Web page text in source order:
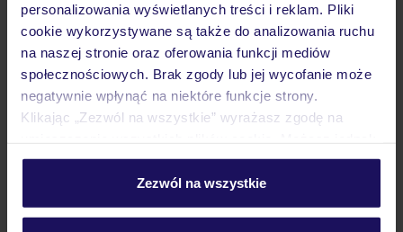
personalizowania wyświetlanych treści i reklam. Pliki
cookie wykorzystywane są także do analizowania ruchu
na naszej stronie oraz oferowania funkcji mediów
społecznościowych. Brak zgody lub jej wycofanie może
negatywnie wpłynąć na niektóre funkcje strony.
Klikając „Zezwól na wszystkie” wyrażasz zgodę na
personalizować swój wybór wchodząc w zakładkę
Szczegółowe informacje o plikach cookie znajdziesz
Zezwól na wszystkie
Wyżywienie
Atrakcje